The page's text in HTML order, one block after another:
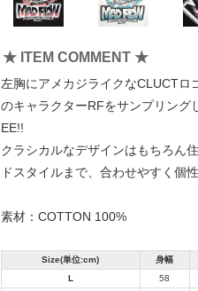
★ ITEM COMMENT ★
左胸にアメカジライクなCLUCTロ
のキャラクターRFをサンプリング
EE!!
クラシカルなデザインはもちろん
ドスタイルまで、合わせやすく個
素材：COTTON 100%
Size(単位:cm) 身幅
L
58